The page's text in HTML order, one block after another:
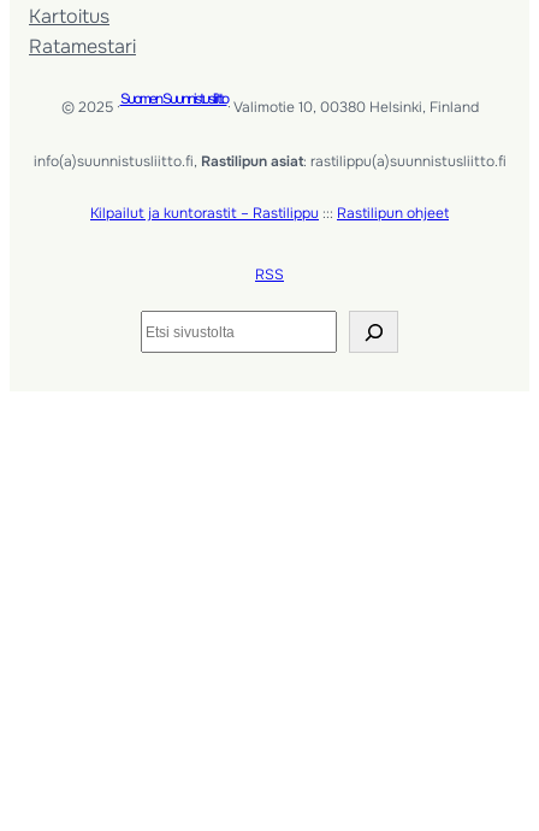
Kartoitus
Ratamestari
© 2025 ·Suomen Suunnistusliitto· Valimotie 10, 00380 Helsinki, Finland
info(a)suunnistusliitto.fi, Rastilipun asiat: rastilippu(a)suunnistusliitto.fi
Kilpailut ja kuntorastit – Rastilippu ::: Rastilipun ohjeet
RSS
Etsi